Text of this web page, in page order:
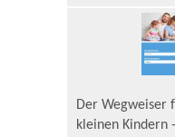
Der Wegweiser
kleinen Kindern